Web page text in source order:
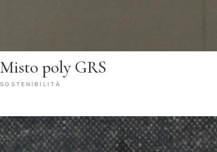
Misto poly GRS
SOSTENIBILITÀ